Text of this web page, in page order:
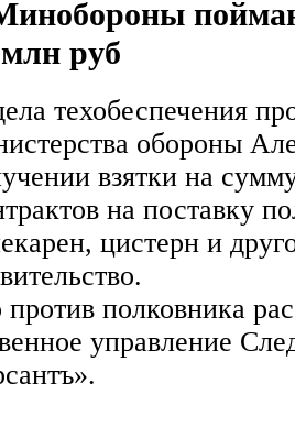
руб
техобеспечения
обороны
взятки на
на поставку
цистерн и
полковника
управление